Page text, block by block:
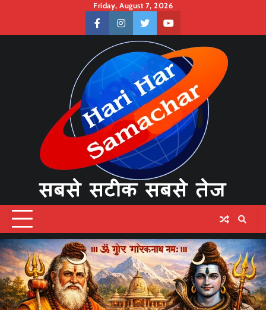
content
Friday, August 7, 2026
facebookinstagramtwitteryoutube